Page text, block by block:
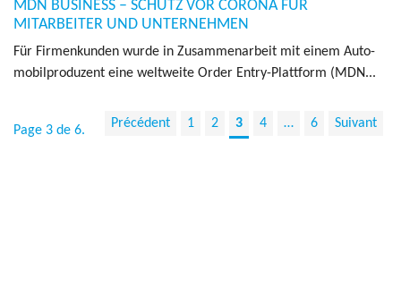
MDN BUSINESS – SCHUTZ VOR CORONA FÜR
MITARBEITER UND UNTERNEHMEN
Für Fir­men­kun­den wurde in Zusam­me­nar­beit mit einem Auto­
mo­bil­pro­duzent eine welt­weite Order Entry-Platt­form (MDN...
Page 3 de 6. Précédent 1 2 3 4 … 6 Suivant